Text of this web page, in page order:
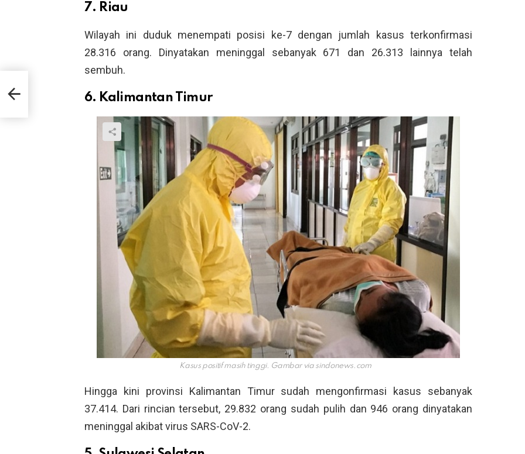
7. Riau
Wilayah ini duduk menempati posisi ke-7 dengan jumlah kasus terkonfirmasi
28.316 orang. Dinyatakan meninggal sebanyak 671 dan 26.313 lainnya telah
sembuh.
6. Kalimantan Timur
Kasus positif masih tinggi. Gambar via sindonews.com
Hingga kini provinsi Kalimantan Timur sudah mengonfirmasi kasus sebanyak
37.414. Dari rincian tersebut, 29.832 orang sudah pulih dan 946 orang dinyatakan
meninggal akibat virus SARS-CoV-2.